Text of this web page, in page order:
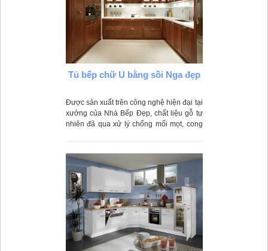
Tủ bếp chữ U bằng sồi Nga đẹp
Được sản xuất trên công nghệ hiện đại tại
xưởng của Nhà Bếp Đẹp, chất liệu gỗ tự
nhiên đã qua xử lý chống mối mọt, cong